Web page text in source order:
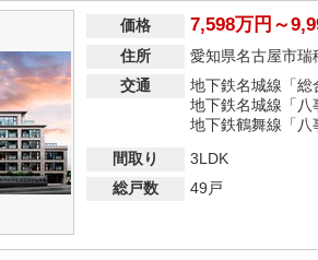
価格 7,598万円～
住所
愛知県名古屋市瑞
交通
地下鉄名城線「
地下鉄名城線「八
地下鉄鶴舞線「八
間取り
3LDK
総戸数 49戸